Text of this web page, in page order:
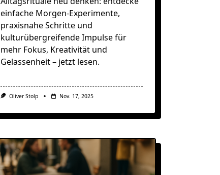
einfache Morgen-Experimente,
praxisnahe Schritte und
kulturübergreifende Impulse für
mehr Fokus, Kreativität und
Gelassenheit – jetzt lesen.
Oliver Stolp Nov. 17, 2025